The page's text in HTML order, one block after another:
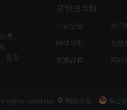
享
遇见
快捷导航
平台公告
热门
网站导航
在线
资源存档
网站
rights reserved 网站地图 闽公